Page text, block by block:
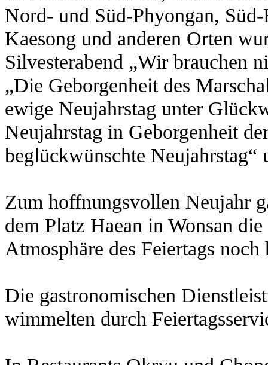
Nord- und Süd-Phyongan,
Kaesong und anderen Orten
Silvesterabend „Wir brauchen
„Die Geborgenheit des
ewige Neujahrstag unter
Neujahrstag in Geborgenheit
beglückwünschte Neujahrstag“
Zum hoffnungsvollen Neujahr
dem Platz Haean in Wonsan
Atmosphäre des Feiertags noch
Die gastronomischen
wimmelten durch